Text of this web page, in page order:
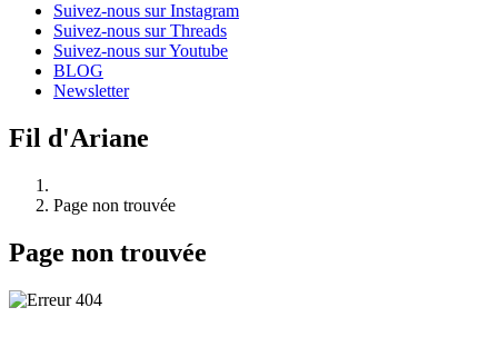
Suivez-nous sur Instagram
Suivez-nous sur Threads
Suivez-nous sur Youtube
BLOG
Newsletter
Fil d'Ariane
Page non trouvée
Page non trouvée